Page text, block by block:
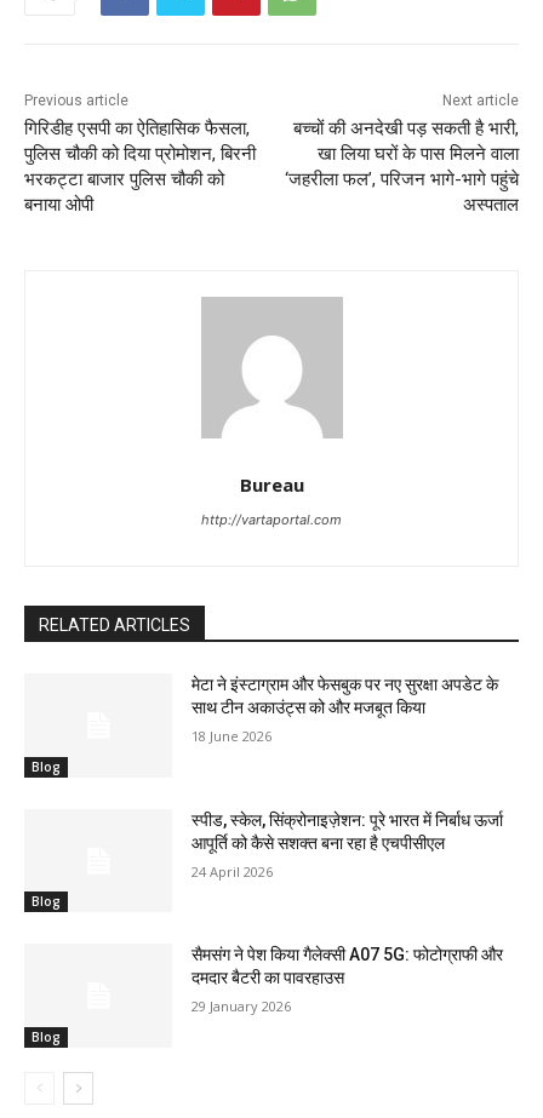
Previous article
गिरिडीह एसपी का ऐतिहासिक फैसला,
पुलिस चौकी को दिया प्रोमोशन, बिरनी
भरकट्टा बाजार पुलिस चौकी को
बनाया ओपी
Next article
बच्चों की अनदेखी पड़ सकती है भारी,
खा लिया घरों के पास मिलने वाला
‘जहरीला फल’, परिजन भागे-भागे पहुंचे
अस्पताल
Bureau
http://vartaportal.com
RELATED ARTICLES
Blog
मेटा ने इंस्टाग्राम और फेसबुक पर नए सुरक्षा अपडेट के
साथ टीन अकाउंट्स को और मजबूत किया
18 June 2026
Blog
स्पीड, स्केल, सिंक्रोनाइज़ेशन: पूरे भारत में निर्बाध ऊर्जा
आपूर्ति को कैसे सशक्त बना रहा है एचपीसीएल
24 April 2026
Blog
सैमसंग ने पेश किया गैलेक्सी A07 5G: फोटोग्राफी और
दमदार बैटरी का पावरहाउस
29 January 2026